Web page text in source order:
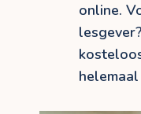
online.